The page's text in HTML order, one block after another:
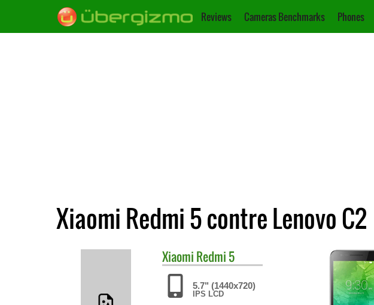
Reviews Cameras Benchmarks Phones
Xiaomi Redmi 5 contre Lenovo C2
Xiaomi Redmi 5
5.7" (1440x720)
IPS LCD